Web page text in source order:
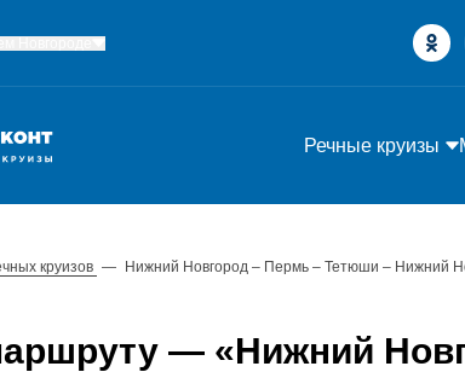
Речные круизы
круизов — Нижний Новгород – Пермь – Тетюши – Нижний
— «Нижний